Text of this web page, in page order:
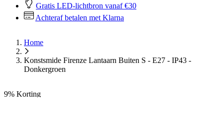
Gratis LED-lichtbron vanaf €30
Achteraf betalen met Klarna
Home
Konstsmide Firenze Lantaarn Buiten S - E27 - IP43 -
Donkergroen
9% Korting